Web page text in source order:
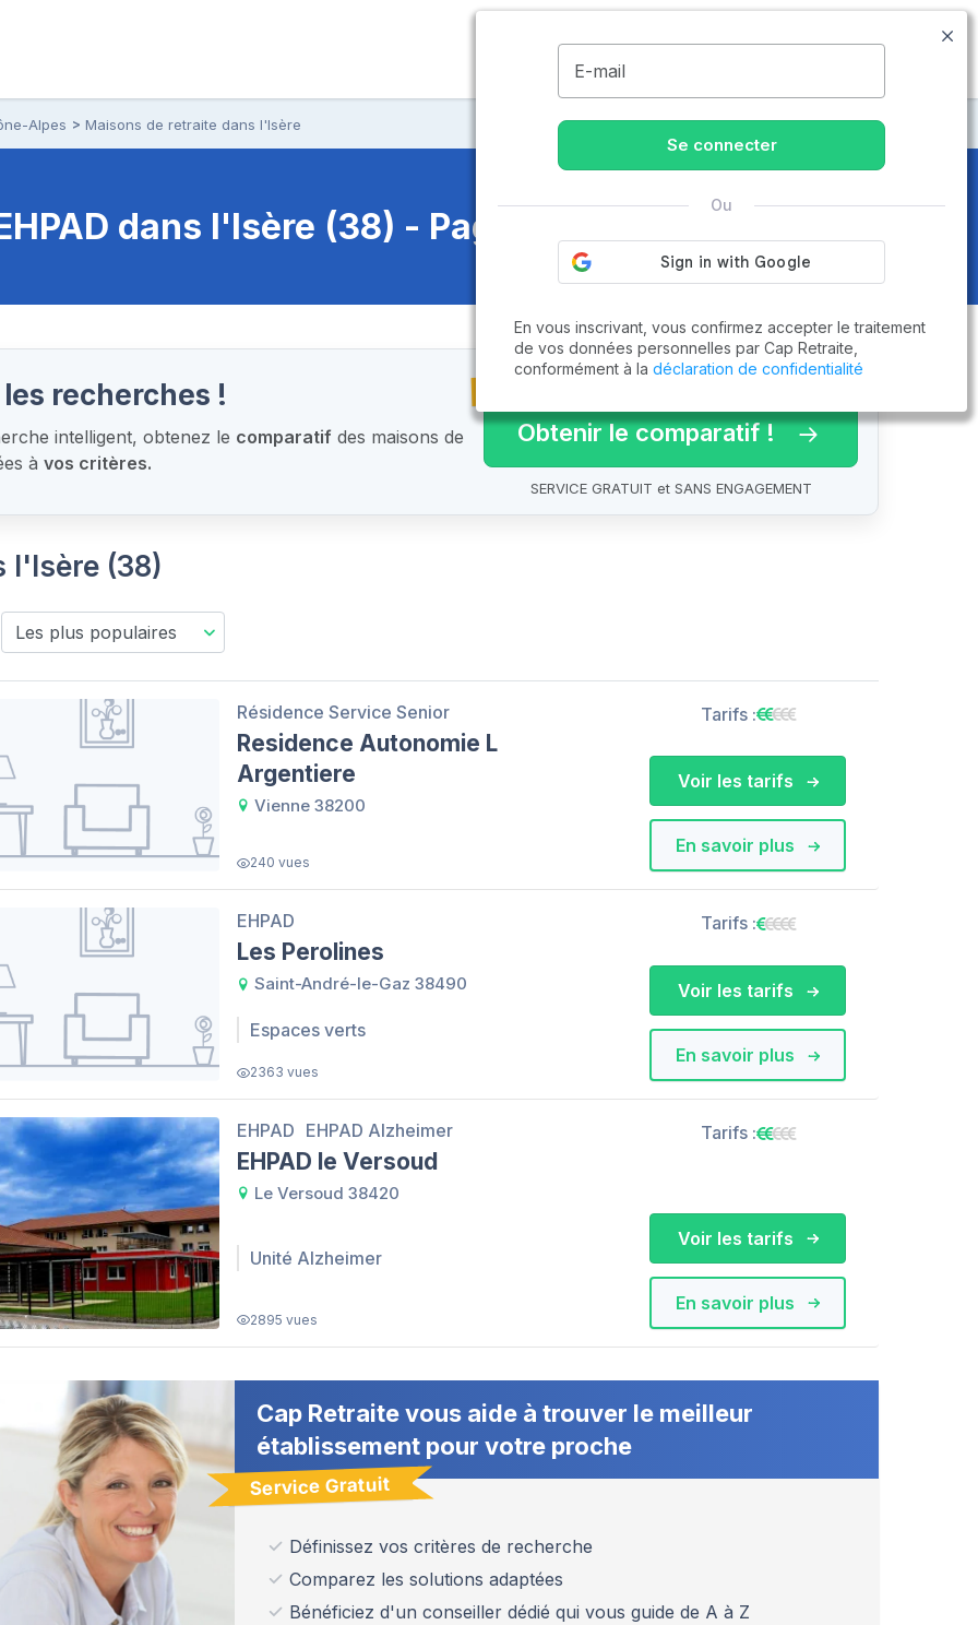
09.74.59.59.57
Alpes Maisons de retraite dans l'Isère
dans l'Isère (38) - Page 4 sur 4
recherches !
intelligent, obtenez le comparatifdes maisons de
à vos critères.
Obtenir le comparatif !
SERVICE GRATUIT et SANS ENGAGEMENT
l'Isère (38)
Résidence Service Senior
Residence Autonomie L
Argentiere
Vienne 38200
240 vues
Tarifs :
En savoir plus
Voir les tarifs
EHPAD
Les Perolines
Saint-André-le-Gaz 38490
Espaces verts
2363 vues
Tarifs :
En savoir plus
Voir les tarifs
EHPAD EHPAD Alzheimer
EHPAD le Versoud
Le Versoud 38420
Unité Alzheimer
2895 vues
Tarifs :
En savoir plus
Voir les tarifs
Cap Retraite vous aide à trouver le meilleur
établissement pour votre proche
Service Gratuit
Définissez vos critères de recherche
Comparez les solutions adaptées
Bénéficiez d'un conseiller dédié qui vous guide de A à Z
E-mail
Se connecter
Ou
En vous inscrivant, vous confirmez accepter le traitement
de vos données personnelles par Cap Retraite,
conformément à la déclaration de confidentialité